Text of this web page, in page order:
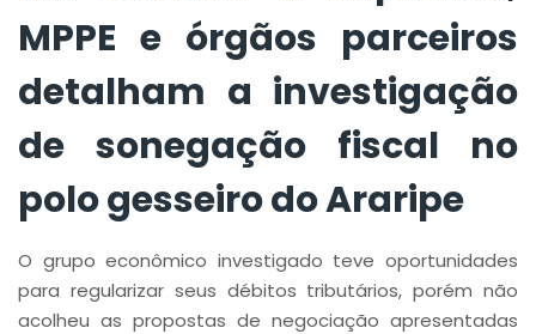
Araripe
MPPE e órgãos parceiros
detalham a investigação
de sonegação fiscal no
polo gesseiro do Araripe
O grupo econômico investigado teve oportunidades
para regularizar seus débitos tributários, porém não
acolheu as propostas de negociação apresentadas